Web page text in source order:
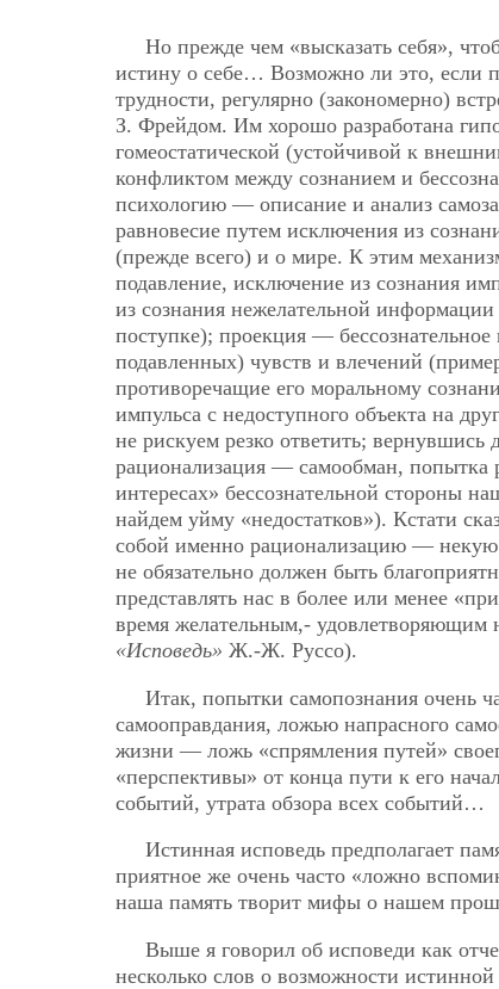
Но прежде чем «высказать себя»,
истину о себе… Возможно ли это, если
трудности, регулярно (закономерно)
З. Фрейдом. Им хорошо разработана
гомеостатической (устойчивой к
конфликтом между сознанием и
психологию — описание и анализ
равновесие путем исключения из
(прежде всего) и о мире. К этим
подавление, исключение из сознания
из сознания нежелательной
поступке); проекция —
подавленных) чувств и влечений
противоречащие его моральному
импульса с недоступного объекта на
не рискуем резко ответить;
рационализация — самообман, попытка
интересах» бессознательной стороны
найдем уйму «недостатков»). Кстати
собой именно рационализацию — некую
не обязательно должен быть
представлять нас в более или менее
время желательным,- удовлетворяющим
«Исповедь» Ж.-Ж. Руссо).
Итак, попытки самопознания очень
самооправдания, ложью напрасного
жизни — ложь «спрямления путей»
«перспективы» от конца пути к его
событий, утрата обзора всех событий…
Истинная исповедь предполагает
приятное же очень часто «ложно
наша память творит мифы о нашем
Выше я говорил об исповеди как
несколько слов о возможности